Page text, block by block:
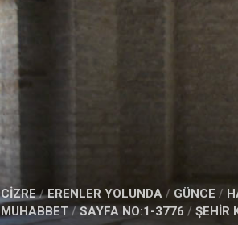
OKU
RAMAZAN
PİRİ
CIZRE/ERENLER YOLUNDA / GÜNCE /
MUHABBET/SAYFA NO:1-3776 / ŞEHIR